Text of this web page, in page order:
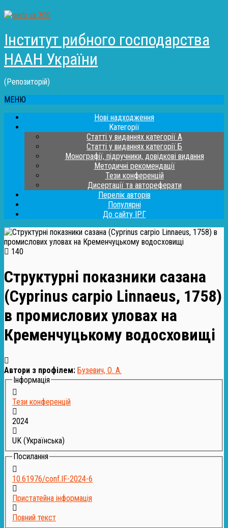
Інститут рибного господарства
НААН України
(Репозиторій)
МЕНЮ
Нові надходження
Категорії
Статті у виданнях категорії А
Статті у виданнях категорії Б
Монографії, підручники, довідкові видання
Методичні рекомендації
Тези конференцій
Дисертації та автореферати
Перелік авторів
Популярні
До сайту ІРГ
140
Структурні показники сазана
(Cyprinus carpio Linnaeus, 1758)
в промислових уловах на
Кременчуцькому водосховищі
Автори з профілем: Бузевич, О. А.
Інформація
Тези конференцій
2024
UK (Українська)
Посилання
10.61976/conf.IF-2024-6
Пристатейна інформація
Повний текст